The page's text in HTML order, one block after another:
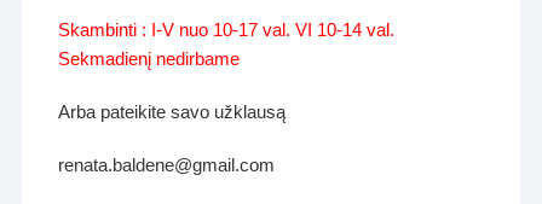
Skambinti : I-V nuo 10-17 val. VI 10-14 val.
Sekmadienį nedirbame
Arba pateikite savo užklausą
renata.baldene@gmail.com